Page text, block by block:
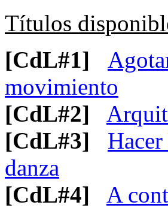
Títulos
[CdL#1]
movimiento
[CdL#2]
[CdL#3]
danza
[CdL#4]
A